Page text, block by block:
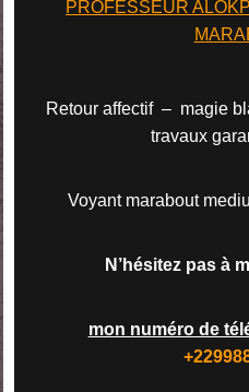
PROFESSEUR
Retour affectif – magie
travaux
Voyant marabout
N’hésitez pas à
mon numéro de